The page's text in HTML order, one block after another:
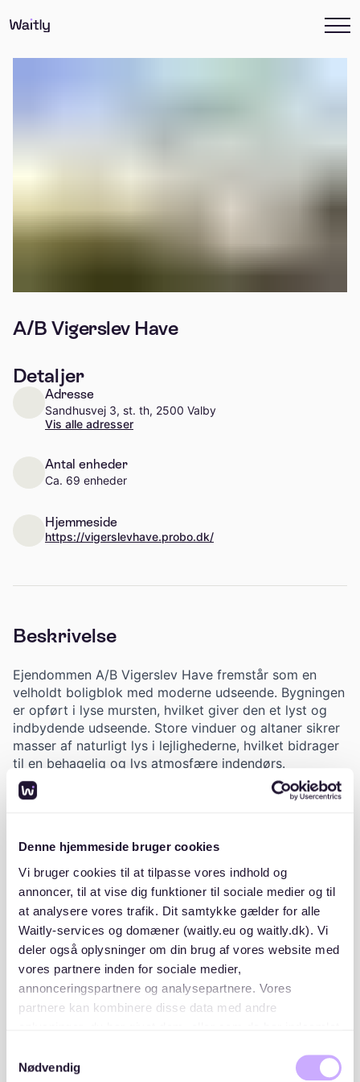
Denne hjemmeside bruger cookies
Vi bruger cookies til at tilpasse vores indhold og
annoncer, til at vise dig funktioner til sociale medier og til
at analysere vores trafik. Dit samtykke gælder for alle
Waitly-services og domæner (waitly.eu og waitly.dk). Vi
deler også oplysninger om din brug af vores website med
vores partnere inden for sociale medier,
annonceringspartnere og analysepartnere. Vores
partnere kan kombinere disse data med andre
cookies, hvis du fortsætter med at anvende vores
Nødvendig
A/B Vigerslev Have
Detaljer
Adresse
Sandhusvej 3, st. th, 2500 Valby
Vis alle adresser
Antal enheder
Ca. 69 enheder
Hjemmeside
https://vigerslevhave.probo.dk/
Beskrivelse
Ejendommen A/B Vigerslev Have fremstår som en
velholdt boligblok med moderne udseende. Bygningen
er opført i lyse mursten, hvilket giver den et lyst og
indbydende udseende. Store vinduer og altaner sikrer
masser af naturligt lys i lejlighederne, hvilket bidrager
til en behagelig og lys atmosfære indendørs.
Bygningen er omgivet af grønne områder, der skaber
afslapning, mens beboerne kan nyde udsigten over de
grønne omgivelser. Dette gør ejendommen til et
attraktivt valg for dem, der søger en bolig med både
bynærhed og adgang til naturen.
A/B Vigerslev Have er velegnet til dem, der ønsker at
bo i en moderne og lys bolig i et roligt kvarter med
god adgang til både faciliteter og natur.
Placeringer og lister